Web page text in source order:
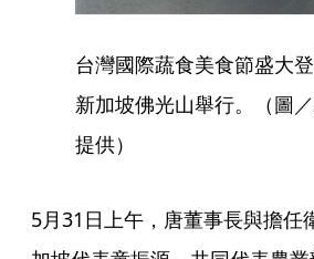
台灣國際蔬食美食節盛大
新加坡佛光山舉行。（圖
提供）
5月31日上午，唐董事長與擔任